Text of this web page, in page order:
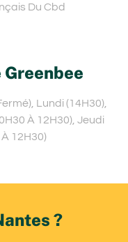
Du Cbd
Lundi (14H30),
À 12H30), Jeudi
12H30)
?